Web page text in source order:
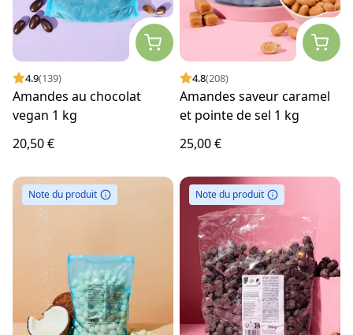
4.9(139)
Amandes au chocolat
vegan 1 kg
20,50 €
4.8(208)
Amandes saveur caramel
et pointe de sel 1 kg
25,00 €
Note du produit Note du produit